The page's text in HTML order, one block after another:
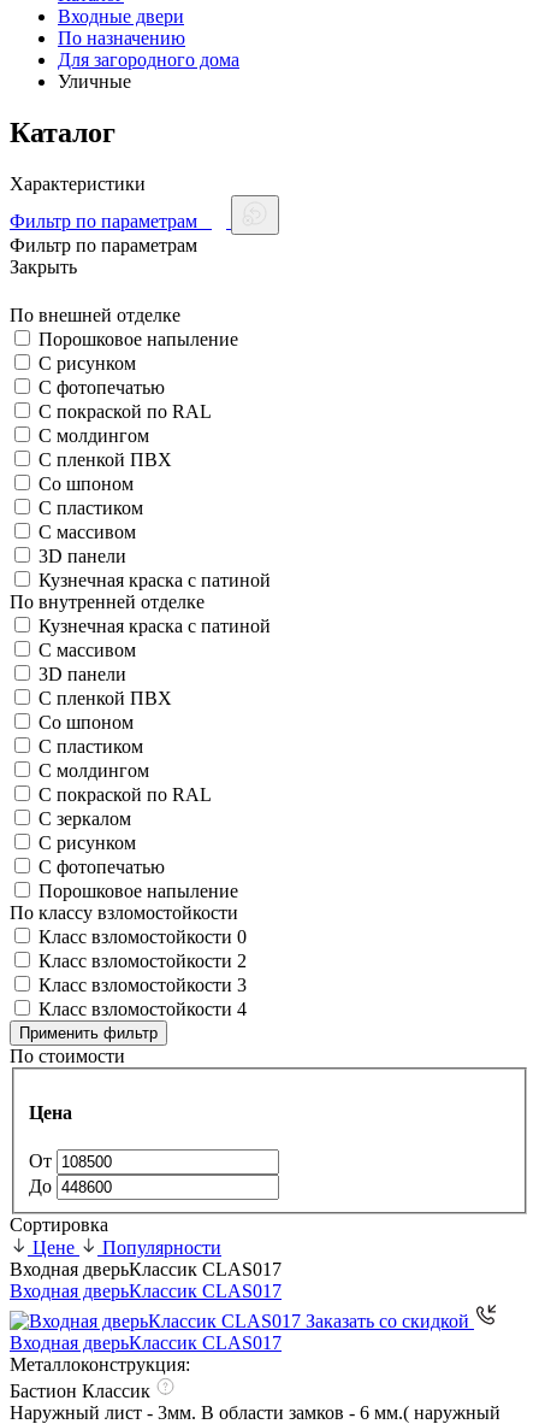
Входные двери
По назначению
Для загородного дома
Уличные
Каталог
Характеристики
Фильтр по параметрам
Фильтр по параметрам
Закрыть
По внешней отделке
Порошковое напыление
С рисунком
С фотопечатью
С покраской по RAL
С молдингом
С пленкой ПВХ
Со шпоном
С пластиком
С массивом
3D панели
Кузнечная краска с патиной
По внутренней отделке
Кузнечная краска с патиной
С массивом
3D панели
С пленкой ПВХ
Со шпоном
С пластиком
С молдингом
С покраской по RAL
С зеркалом
С рисунком
С фотопечатью
Порошковое напыление
По классу взломостойкости
Класс взломостойкости 0
Класс взломостойкости 2
Класс взломостойкости 3
Класс взломостойкости 4
Применить фильтр
По стоимости
Цена
От
До
Сортировка
Цене
Популярности
Входная дверьКлассик CLAS017
Входная дверьКлассик CLAS017
Заказать со скидкой
Входная дверьКлассик CLAS017
Металлоконструкция:
Бастион Классик
Наружный лист - 3мм. В области замков - 6 мм.( наружный